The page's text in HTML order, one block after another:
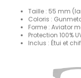
Taille : 55 mm
Coloris :
Forme : Aviator
Protection 100%
Inclus : Étui et